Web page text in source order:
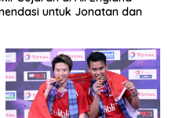
untuk Jonatan dan